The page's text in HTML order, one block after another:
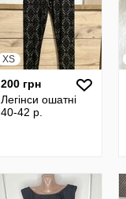
XS
200 грн
Легінси ошатні
40-42 р.